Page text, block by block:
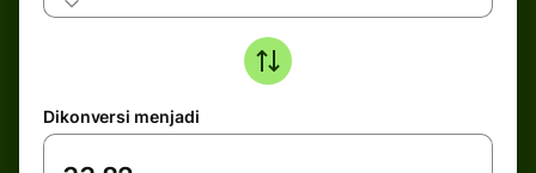
Dikonversi menjadi